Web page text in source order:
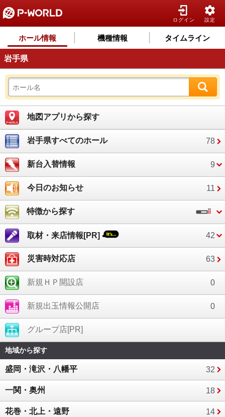
ログイン 設定
ホール情報 機種情報 タイムライン
岩手県
地図アプリから探す
岩手県すべてのホール 78
新台入替情報 9
今日のお知らせ 11
特徴から探す
取材・来店情報[PR] 42
災害時対応店 63
新規ＨＰ開設店 0
新規出玉情報公開店 0
グループ店[PR]
地域から探す
盛岡・滝沢・八幡平 32
一関・奥州 18
花巻・北上・遠野 14